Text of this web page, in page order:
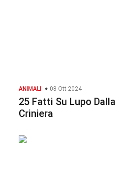
ANIMALI 08 Ott 2024
25 Fatti Su Lupo Dalla
Criniera